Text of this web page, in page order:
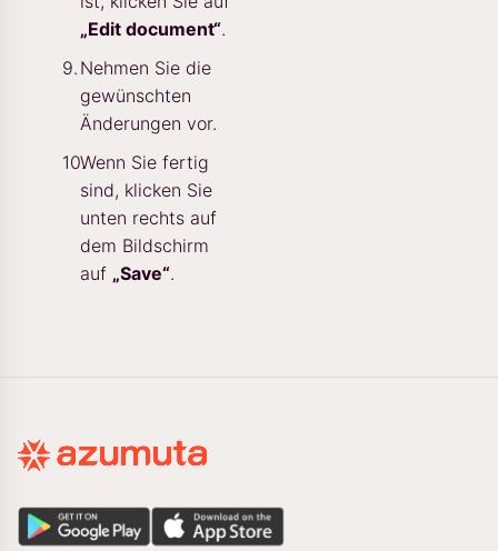
„Edit document“.
Nehmen Sie die
gewünschten
Änderungen vor.
Wenn Sie fertig
sind, klicken Sie
unten rechts auf
dem Bildschirm
auf „Save“.